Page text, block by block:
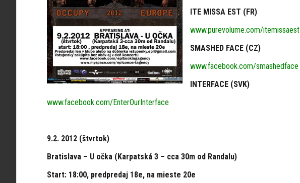
ITE MISSA EST (FR)
www.purevolume.com/itemissaest
SMASHED FACE (CZ)
www.facebook.com/smashedface
INTERFACE (SVK)
www.facebook.com/EnterOurInterface
9.2. 2012 (štvrtok)
Bratislava – U očka (Karpatská 3 – cca 30m od Randalu)
Start: 18:00, predpredaj 18e, na mieste 20e